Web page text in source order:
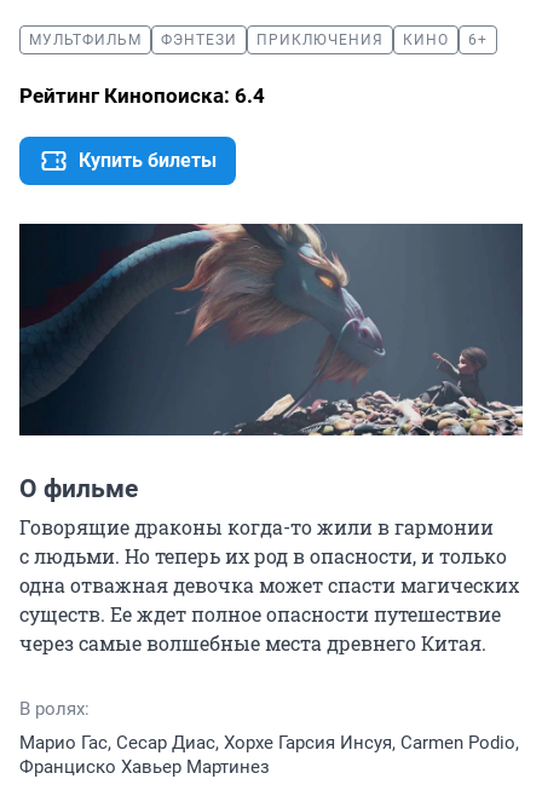
МУЛЬТФИЛЬМ ФЭНТЕЗИ ПРИКЛЮЧЕНИЯ КИНО 6+
Рейтинг Кинопоиска: 6.4
Купить билеты
О фильме
Говорящие драконы когда-то жили в гармонии
с людьми. Но теперь их род в опасности, и только
одна отважная девочка может спасти магических
существ. Ее ждет полное опасности путешествие
через самые волшебные места древнего Китая.
В ролях:
Марио Гас, Сесар Диас, Хорхе Гарсия Инсуя, Carmen Podio,
Франциско Хавьер Мартинез